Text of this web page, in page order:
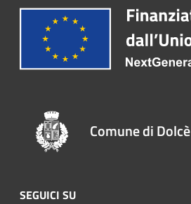
Comune di Dolcè
SEGUICI SU